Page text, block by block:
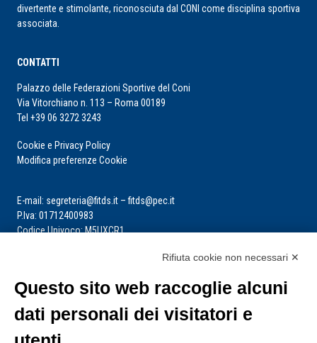
divertente e stimolante, riconosciuta dal CONI come disciplina sportiva
associata.
CONTATTI
Palazzo delle Federazioni Sportive del Coni
Via Vitorchiano n. 113 – Roma 00189
Tel +39 06 3272 3243
Cookie e Privacy Policy
Modifica preferenze Cookie
E-mail: segreteria@fitds.it – fitds@pec.it
P.Iva: 01712400983
Codice Univoco: M5UXCR1
La segreteria è aperta dal lunedì al venerdì dalle ore 9:00 alle ore 14:00
Rifiuta cookie non necessari ✕
Questo sito web raccoglie alcuni
dati personali dei visitatori e